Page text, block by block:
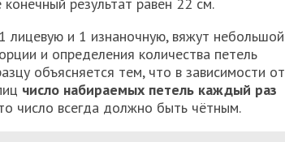
результат равен 22 см.
и 1 изнаночную, вяжут небольшой
и определения количества петель
объясняется тем, что в зависимости от
число набираемых петель каждый раз
число всегда должно быть чётным.